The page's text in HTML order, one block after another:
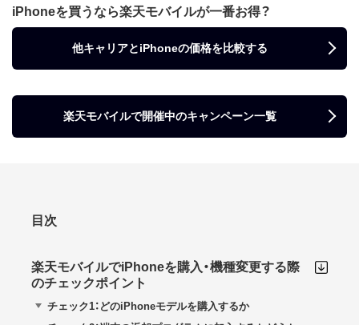
iPhoneを買うなら楽天モバイルが一番お得？
他キャリアとiPhoneの価格を比較する
楽天モバイルで開催中のキャンペーン一覧
目次
楽天モバイルでiPhoneを購入・機種変更する際
のチェックポイント
チェック1：どのiPhoneモデルを購入するか